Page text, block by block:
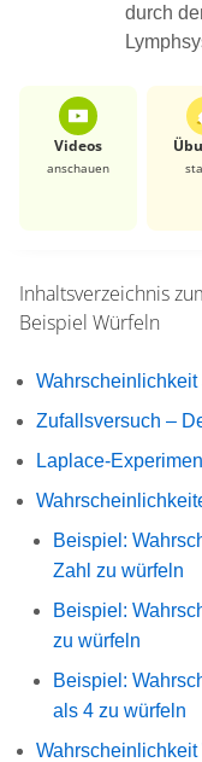
durch
Videos
anschauen
Inhaltsverzeichnis
Beispiel Würfeln
Zufallsversuch –
Laplace-
Beispiel:
Zahl zu würfeln
Beispiel:
zu würfeln
Beispiel:
als 4 zu würfeln